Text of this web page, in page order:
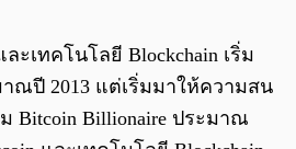
เทคโนโลยี Blockchain เริ่ม
ณปี 2013 แต่เริ่มมาให้ความสน
Bitcoin Billionaire ประมาณ